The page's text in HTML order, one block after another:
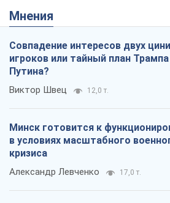
Мнения
Совпадение интересов двух
игроков или тайный план
Путина?
Виктор Швец 12,0 т.
Минск готовится к
в условиях масштабного
кризиса
Александр Левченко 17,0 т.